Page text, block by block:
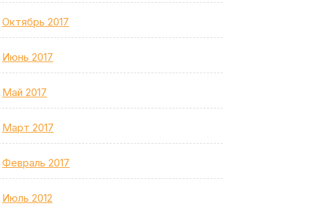
Октябрь 2017
Июнь 2017
Май 2017
Март 2017
Февраль 2017
Июль 2012